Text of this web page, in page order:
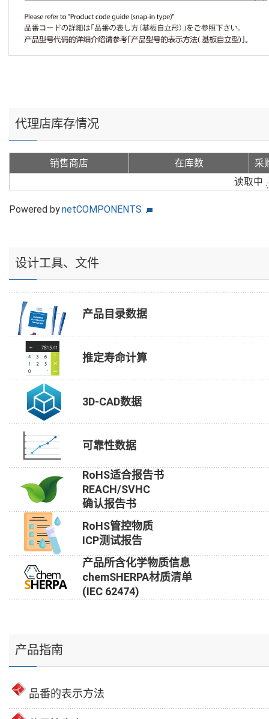
代理店库存情况
销售商店 在库数
采
读取中
Powered bynetCOMPONENTS
设计工具、文件
产品目录数据
推定寿命计算
3D-CAD数据
可靠性数据
RoHS适合报告书
REACH/SVHC
确认报告书
RoHS管控物质
ICP测试报告
产品所含化学物质信息
chemSHERPA材质清单
(IEC 62474)
产品指南
品番的表示方法